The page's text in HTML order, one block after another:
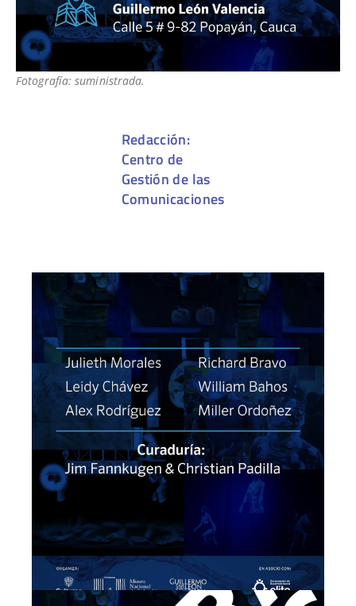
Fotografía: suministrada.
Redacción:
Centro de
Gestión de las
Comunicaciones